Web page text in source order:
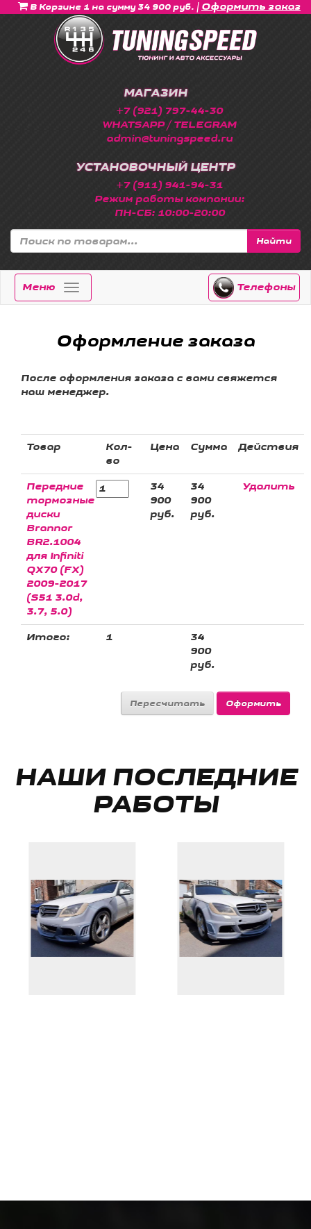
В Корзине 1 на сумму 34 900 руб. | Оформить заказ
МАГАЗИН
+7 (921) 797-44-30
WHATSAPP / TELEGRAM
admin@tuningspeed.ru
УСТАНОВОЧНЫЙ ЦЕНТР
+7 (911) 941-94-31
Режим работы компании:
ПН-СБ: 10:00-20:00
Найти
Меню Телефоны
Оформление заказа
После оформления заказа с вами свяжется
наш менеджер.
Товар
Кол-
во
Цена Сумма Действия
Передние
тормозные
диски
Brannor
BR2.1004
для Infiniti
QX70 (FX)
2009-2017
(S51 3.0d,
3.7, 5.0)
34
900
руб.
34
900
руб.
Удалить
Итого: 1
34
900
руб.
НАШИ ПОСЛЕДНИЕ
РАБОТЫ